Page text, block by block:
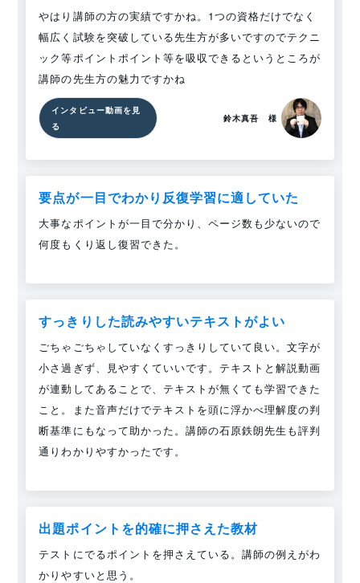
やはり講師の方の実績ですかね。1つの資格だけでなく
幅広く試験を突破している先生方が多いですのでテクニ
ック等ポイントポイント等を吸収できるというところが
講師の先生方の魅力ですかね
インタビュー動画を見
る
鈴木真吾　様
要点が一目でわかり反復学習に適していた
大事なポイントが一目で分かり、ページ数も少ないので
何度もくり返し復習できた。
すっきりした読みやすいテキストがよい
ごちゃごちゃしていなくすっきりしていて良い。文字が
小さ過ぎず、見やすくていいです。テキストと解説動画
が連動してあることで、テキストが無くても学習できた
こと。また音声だけでテキストを頭に浮かべ理解度の判
断基準にもなって助かった。講師の石原鉄朗先生も評判
通りわかりやすかったです。
出題ポイントを的確に押さえた教材
テストにでるポイントを押さえている。講師の例えがわ
かりやすいと思う。